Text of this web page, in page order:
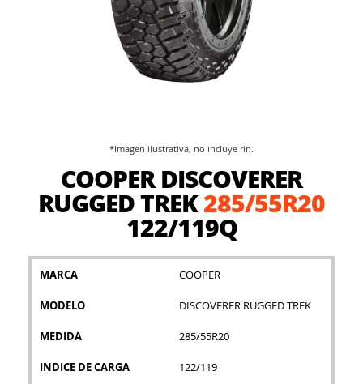
COOPER DISCOVERER
RUGGED TREK285/55R20
122/119Q
MARCA COOPER
MODELO DISCOVERER RUGGED TREK
MEDIDA 285/55R20
INDICE DE CARGA 122/119
*Imagen ilustrativa, no incluye rin.
comienzo
de
imágenes